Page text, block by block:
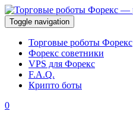
Toggle navigation
Торговые роботы Форекс
Форекс советники
VPS для Форекс
F.A.Q.
Крипто боты
0